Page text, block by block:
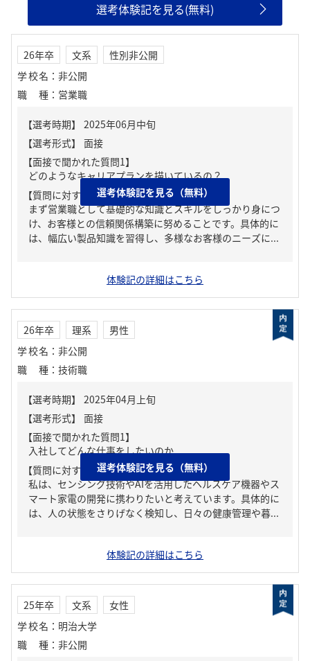
選考体験記を見る(無料)
26年卒 文系
性別非公開
学校名 ： 非公開
職種 ： 営業職
【面接で聞かれた質問1】
どのようなキャリアプランを描いているの？
【質問に対する回答1】
まず営業職として基礎的な知識とスキルをしっかり身につ
け、お客様との信頼関係構築に努めることです。具体的に
は、幅広い製品知識を習得し、多様なお客様のニーズに...
選考体験記を見る（無料）
体験記の詳細はこちら
26年卒 理系
男性
学校名 ： 非公開
職種 ： 技術職
【面接で聞かれた質問1】
入社してどんな仕事をしたいのか
【質問に対する回答1】
私は、センシング技術やAIを活用したヘルスケア機器やス
マート家電の開発に携わりたいと考えています。具体的に
は、人の状態をさりげなく検知し、日々の健康管理や暮...
選考体験記を見る（無料）
体験記の詳細はこちら
25年卒 文系
女性
学校名 ： 明治大学
職種 ： 非公開